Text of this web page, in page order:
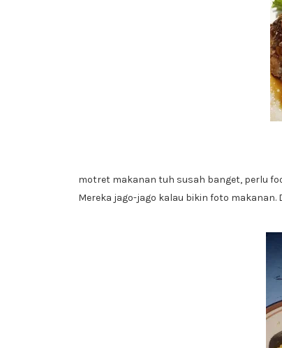
motret makanan tuh susah banget, perlu
Mereka jago-jago kalau bikin foto makanan.